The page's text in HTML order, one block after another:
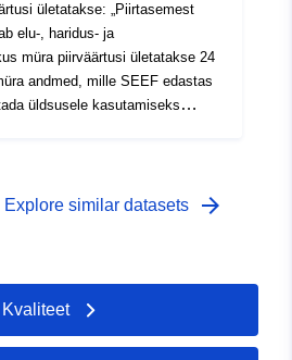
ületatakse: „Piirtasemest
elu-, haridus- ja
müra piirväärtusi ületatakse 24
üldsusele kasutamiseks
Explore similar datasets arrow_forward
Kvaliteet